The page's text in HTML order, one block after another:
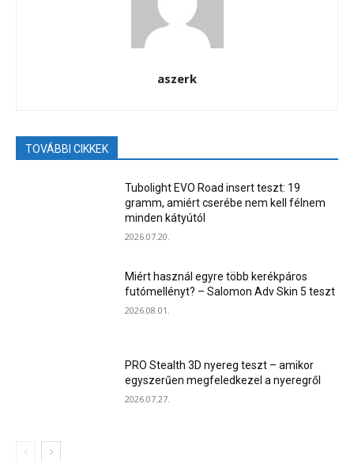
aszerk
TOVÁBBI CIKKEK
Tubolight EVO Road insert teszt: 19
gramm, amiért cserébe nem kell félnem
minden kátyútól
2026.07.20.
Miért használ egyre több kerékpáros
futómellényt? – Salomon Adv Skin 5 teszt
2026.08.01.
PRO Stealth 3D nyereg teszt – amikor
egyszerűen megfeledkezel a nyeregről
2026.07.27.